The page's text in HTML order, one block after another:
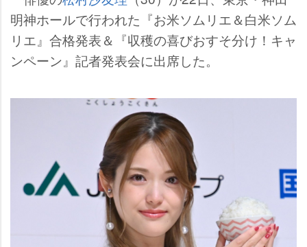
明神ホールで行われた『お米ソムリエ＆白米ソム
リエ』合格発表＆『収穫の喜びおすそ分け！キャ
ンペーン』記者発表会に出席した。